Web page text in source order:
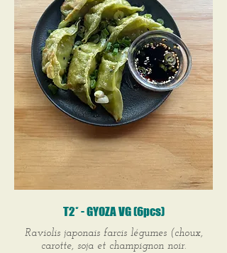
T2* - GYOZA VG (6pcs)
Raviolis japonais farcis légumes (choux,
carotte, soja et champignon noir.